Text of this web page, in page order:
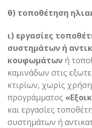
θ) τοποθέτηση
ι) εργασίες
συστημάτων ή
κουφωμάτων ή
καμινάδων στις
κτιρίων, χωρίς
προγράμματος
και εργασίες
συστημάτων ή